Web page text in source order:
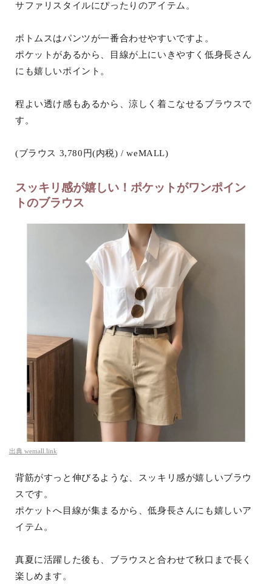
サファリスタイルにぴったりのアイテム。
ボトムスはパンツが一番合わせやすいですよ。
ポケットがあるから、目線が上にいきやすく低身長さん
にも嬉しいポイント。
程よい透け感もあるから、涼しく着こなせるブラウスで
す。
(ブラウス 3,780円(内税) / weMALL)
スッキリ感が嬉しい！ポケットがワンポイン
トのブラウス
出典 wemall.link
背筋がすっと伸びるような、スッキリ感が嬉しいブラウ
スです。
ポケットへ目線が集まるから、低身長さんにも嬉しいア
イテム。
真夏に活躍した後も、ブラウスと合わせて秋口まで長く
楽しめます。